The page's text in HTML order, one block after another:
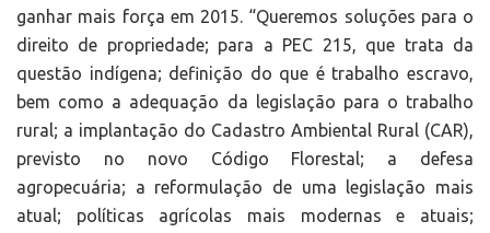
ganhar mais força em 2015. “Queremos soluções para o
direito de propriedade; para a PEC 215, que trata da
questão indígena; definição do que é trabalho escravo,
bem como a adequação da legislação para o trabalho
rural; a implantação do Cadastro Ambiental Rural (CAR),
previsto no novo Código Florestal; a defesa
agropecuária; a reformulação de uma legislação mais
atual; políticas agrícolas mais modernas e atuais;